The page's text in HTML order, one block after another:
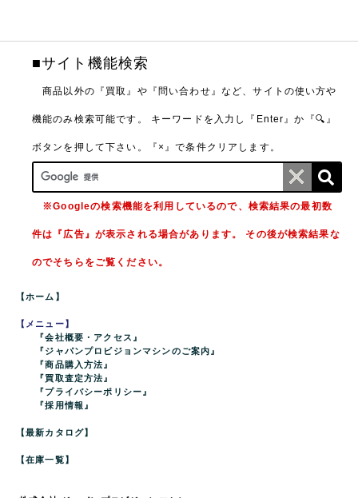
■サイト機能検索
商品以外の『買取』や『問い合わせ』など、サイトの使い方や
機能のみ検索可能です。 キーワードを入力し『Enter』か『🔍』
ボタンを押して下さい。『×』で条件クリアします。
※Googleの検索機能を利用しているので、検索結果の最初数
件は『広告』が表示される場合があります。 その後が検索結果な
のでそちらをご覧ください。
【ホーム】
【メニュー】
『会社概要・アクセス』
『ジャパンプロビジョンマシンのご案内』
『商品購入方法』
『買取査定方法』
『プライバシーポリシー』
『採用情報』
【最新カタログ】
【在庫一覧】